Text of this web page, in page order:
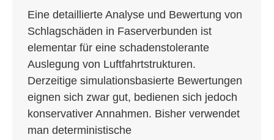
Eine detaillierte Analyse und Bewertung von
Schlagschäden in Faserverbunden ist
elementar für eine schadenstolerante
Auslegung von Luftfahrtstrukturen.
Derzeitige simulationsbasierte Bewertungen
eignen sich zwar gut, bedienen sich jedoch
konservativer Annahmen. Bisher verwendet
man deterministische